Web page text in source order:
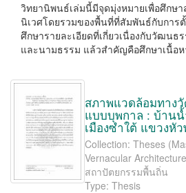
วิทยานิพนธ์เล่มนี้มีจุดมุ่งหมายเพื่อศึ
นิเวศโดยรวมของพื้นที่ที่สัมพันธ์กับการ
ศึกษารายละเอียดที่เกี่ยวเนื่องกับวัฒนธ
และนามธรรม แล้วสำคัญคือศึกษาเนื้อห
สภาพแวดล้อมทาง
แบบบุพกาล : บ้าน
เมืองซำใต้ แขวงหั
Collection: Theses
Vernacular
สถาปัตยกรรมพื้นถิ่น
Type: Thesis